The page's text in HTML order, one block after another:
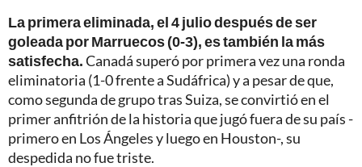
La primera eliminada, el 4 julio después de ser
goleada por Marruecos (0-3), es también la más
satisfecha.Canadá superó por primera vez una ronda
eliminatoria (1-0 frente a Sudáfrica) y a pesar de que,
como segunda de grupo tras Suiza, se convirtió en el
primer anfitrión de la historia que jugó fuera de su país -
primero en Los Ángeles y luego en Houston-, su
despedida no fue triste.